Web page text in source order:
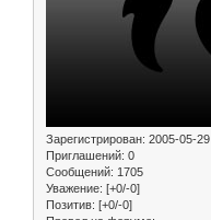
Зарегистрирован: 2005-05-29
Приглашений: 0
Сообщений: 1705
Уважение: [+0/-0]
Позитив: [+0/-0]